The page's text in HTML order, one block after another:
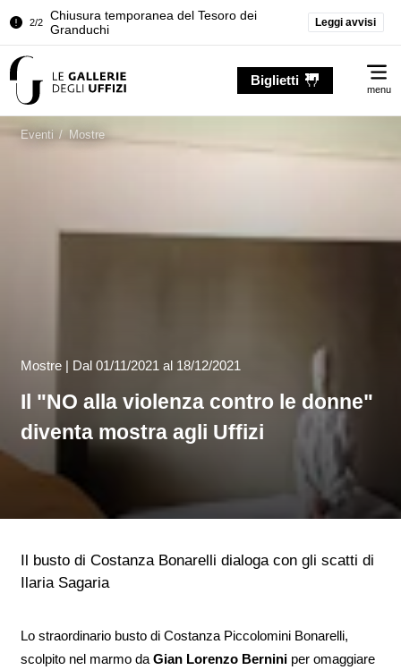
1/2
Palazzo Pitti. Temporanea chiusura della
Sala dell'Iliade
Chiusura temporanea del Tesoro dei
Granduchi
1/2
Chiusura temporanea del Tesoro dei
Leggi avvisi
Biglietti
menu
Eventi / Mostre
Mostre | Dal 01/11/2021 al 18/12/2021
Il "NO alla violenza contro le donne"
diventa mostra agli Uffizi
Il busto di Costanza Bonarelli dialoga con gli scatti di
Ilaria Sagaria
Lo straordinario busto di Costanza Piccolomini Bonarelli,
scolpito nel marmo daGian Lorenzo Berniniper omaggiare